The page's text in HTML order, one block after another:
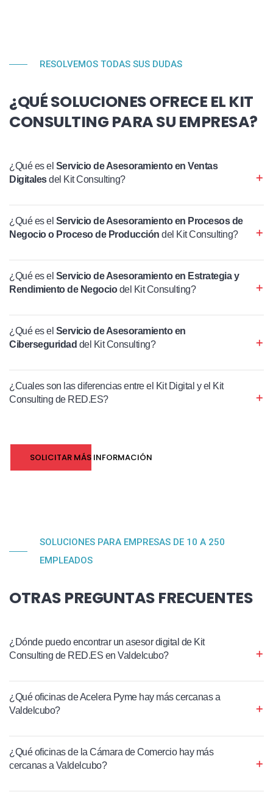
RESOLVEMOS TODAS SUS DUDAS
¿QUÉ SOLUCIONES OFRECE EL KIT
CONSULTING PARA SU EMPRESA?
¿Qué es el Servicio de Asesoramiento en Ventas
Digitalesdel Kit Consulting?
¿Qué es el Servicio de Asesoramiento en Procesos de
Negocio o Proceso de Producción del Kit Consulting?
¿Qué es el Servicio de Asesoramiento en Estrategia y
Rendimiento de Negociodel Kit Consulting?
¿Qué es el Servicio de Asesoramiento en
Ciberseguridad del Kit Consulting?
¿Cuales son las diferencias entre el Kit Digital y el Kit
Consulting de RED.ES?
SOLICITAR MÁS INFORMACIÓN
SOLUCIONES PARA EMPRESAS DE 10 A 250
EMPLEADOS
OTRAS PREGUNTAS FRECUENTES
¿Dónde puedo encontrar un asesor digital de Kit
Consulting de RED.ES en Valdelcubo?
¿Qué oficinas de Acelera Pyme hay más cercanas a
Valdelcubo?
¿Qué oficinas de la Cámara de Comercio hay más
cercanas a Valdelcubo?